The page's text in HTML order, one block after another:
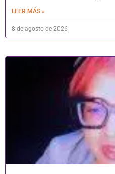
LEER MÁS »
8 de agosto de 2026